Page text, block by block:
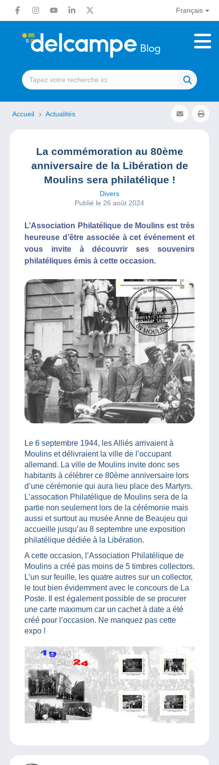
Français
Accueil Actualités
La commémoration au 80ème
anniversaire de la Libération de
Moulins sera philatélique !
Divers
Publié le 26 août 2024
L’Association Philatélique de Moulins est très
heureuse d’être associée à cet événement et
vous invite à découvrir ses souvenirs
philatéliques émis à cette occasion.
Le 6 septembre 1944, les Alliés arrivaient à
Moulins et délivraient la ville de l’occupant
allemand. La ville de Moulins invite donc ses
habitants à célébrer ce 80ème anniversaire lors
d’une cérémonie qui aura lieu place des Martyrs.
L’assocation Philatélique de Moulins sera de la
partie non seulement lors de la cérémonie mais
aussi et surtout au musée Anne de Beaujeu qui
accueille jusqu’au 8 septembre une exposition
philatélique dédiée à la Libération.
A cette occasion, l’Association Philatélique de
Moulins a créé pas moins de 5 timbres collectors.
L’un sur feuille, les quatre autres sur un collector,
le tout bien évidemment avec le concours de La
Poste. Il est également possible de se procurer
une carte maximum car un cachet à date a été
créé pour l’occasion. Ne manquez pas cette
expo !